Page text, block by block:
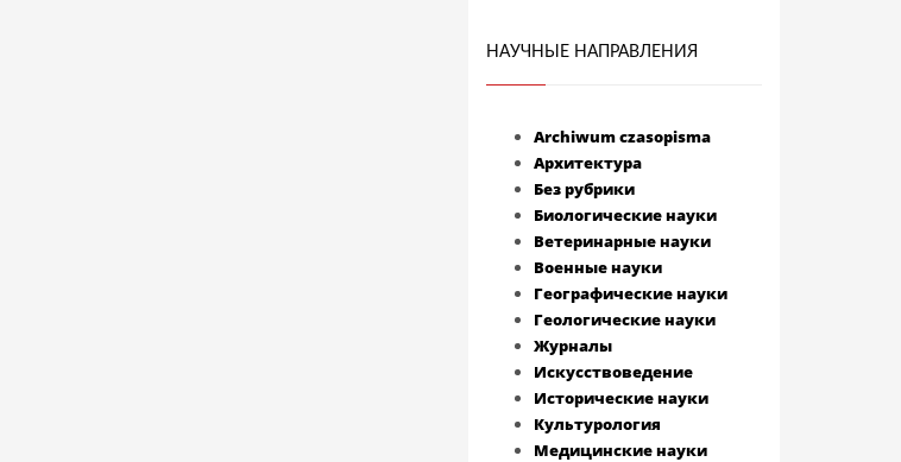
НАУЧНЫЕ НАПРАВЛЕНИЯ
Archiwum czasopisma
Архитектура
Без рубрики
Биологические науки
Ветеринарные науки
Военные науки
Географические науки
Геологические науки
Журналы
Искусствоведение
Исторические науки
Культурология
Медицинские науки